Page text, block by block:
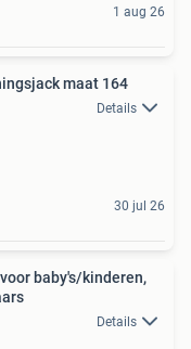
1 aug 26
maat 164
Details
30 jul 26
baby's/kinderen,
Details